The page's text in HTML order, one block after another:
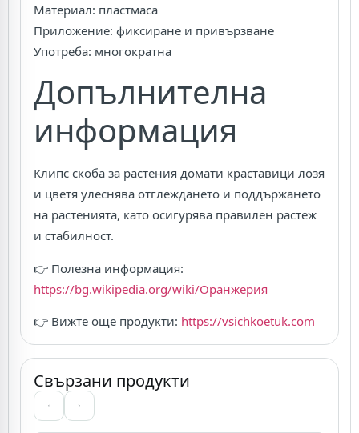
Материал: пластмаса
Приложение: фиксиране и привързване
Употреба: многократна
Допълнителна
информация
Клипс скоба за растения домати краставици лозя
и цветя улеснява отглеждането и поддържането
на растенията, като осигурява правилен растеж
и стабилност.
👉 Полезна информация:
https://bg.wikipedia.org/wiki/Оранжерия
👉 Вижте още продукти: https://vsichkoetuk.com
Свързани продукти